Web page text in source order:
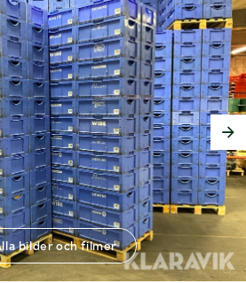
bilder och filmer